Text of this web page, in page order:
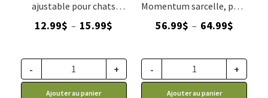
ajustable pour chats
12.99$ – 15.99$
12.99$
à
- +
Ajouter au panier
Momentum sarcelle, pour
56.99$ – 64.99$Plage
56.99$
à
- +
Ajouter au panier